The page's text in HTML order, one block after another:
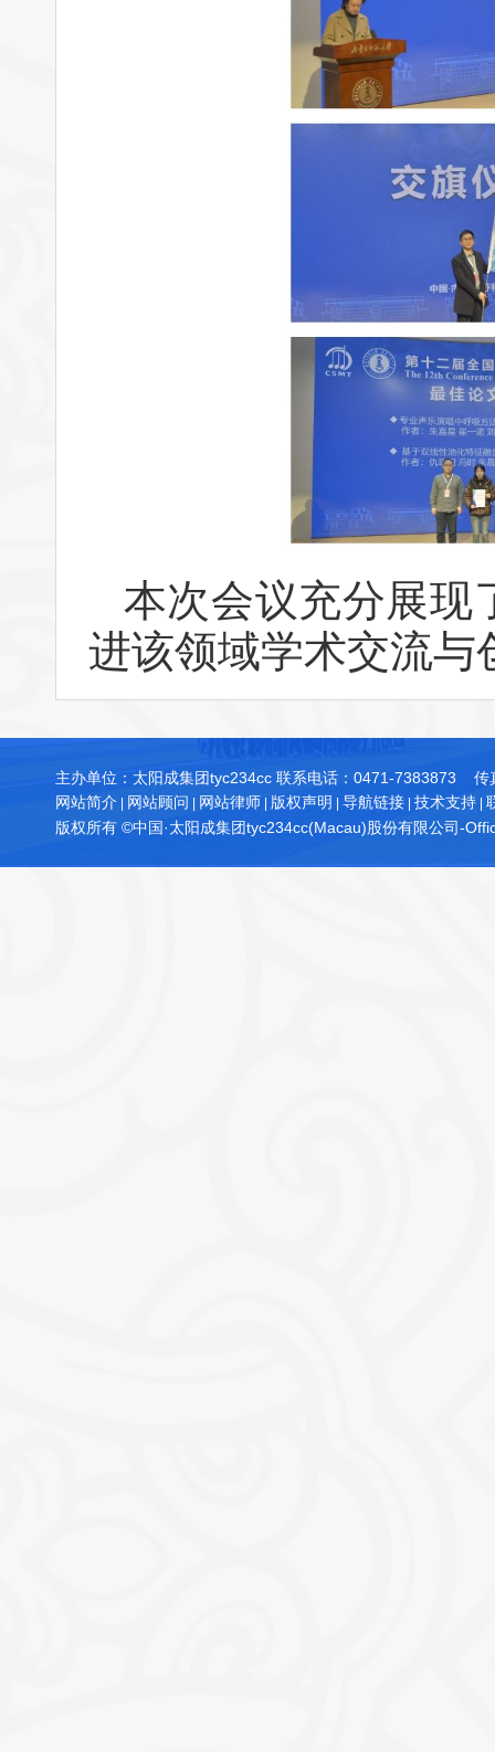
本次会议充分展现
进该领域学术交流与
主办单位：太阳成集团tyc234cc 联系电话：0471-7383873 传
网站简介 | 网站顾问 | 网站律师 | 版权声明 | 导航链接 | 技术支持 |
版权所有 ©中国·太阳成集团tyc234cc(Macau)股份有限公司-